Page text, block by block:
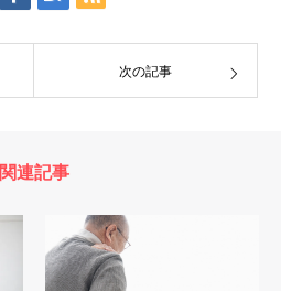
次の記事
関連記事